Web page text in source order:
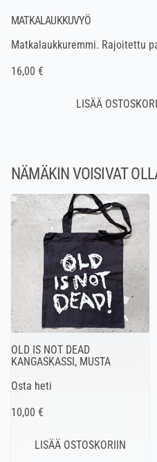
MATKALAUKKUVYÖ
Matkalaukkuremmi. Rajoitettu
16,00 €
NÄMÄKIN VOISIVAT
OLD IS NOT DEAD
KANGASKASSI, MUSTA
Osta heti
10,00 €